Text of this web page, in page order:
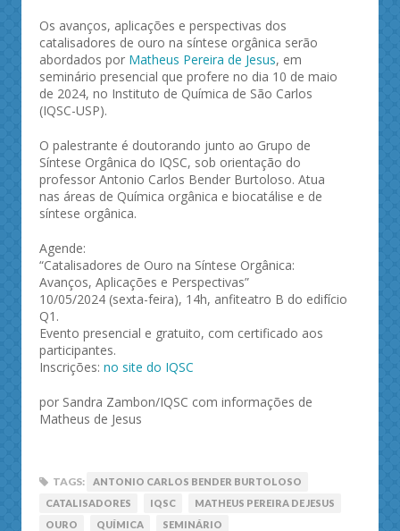
Os avanços, aplicações e perspectivas dos
catalisadores de ouro na síntese orgânica serão
abordados por Matheus Pereira de Jesus, em
seminário presencial que profere no dia 10 de maio
de 2024, no Instituto de Química de São Carlos
(IQSC-USP).
O palestrante é doutorando junto ao Grupo de
Síntese Orgânica do IQSC, sob orientação do
professor Antonio Carlos Bender Burtoloso. Atua
nas áreas de Química orgânica e biocatálise e de
síntese orgânica.
Agende:
“Catalisadores de Ouro na Síntese Orgânica:
Avanços, Aplicações e Perspectivas”
10/05/2024 (sexta-feira), 14h, anfiteatro B do edifício
Q1.
Evento presencial e gratuito, com certificado aos
participantes.
Inscrições: no site do IQSC
por Sandra Zambon/IQSC com informações de
Matheus de Jesus
TAGS:
ANTONIO CARLOS BENDER BURTOLOSO
CATALISADORES
IQSC
MATHEUS PEREIRA DE JESUS
OURO
QUÍMICA
SEMINÁRIO